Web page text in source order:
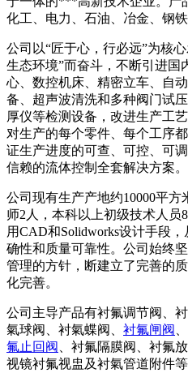
化工、电力、石油、冶金、钢
公司以“匠于心，行必远”为核
生态环境”而奋斗，不断引进国
心、数控机床、精密立车、自
备、超声波清洗和多种阀门试
厚仪等检测设备，改进生产工
对生产的每个零件、每个工序
证生产进度的可查、可控、可
信赖的流体控制全套解决方案。
公司现有生产产地约10000平
师2人，本科以上初级技术人
用CAD和Solidworks设计手段
确性和质量可靠性。公司始终
管理的方针，断建立了完善的
化完善。
公司主导产品有衬氟调节阀、衬
氣球阀、衬氣蝶阀、 衬氟闸阀
氟止回阀
、衬氟隔膜阀、衬氟
视镜衬氟视盅及衬氣管道附件等